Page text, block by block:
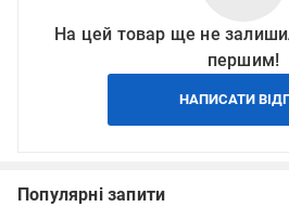
На цей товар ще не
першим!
НАПИСАТИ
Популярні запити